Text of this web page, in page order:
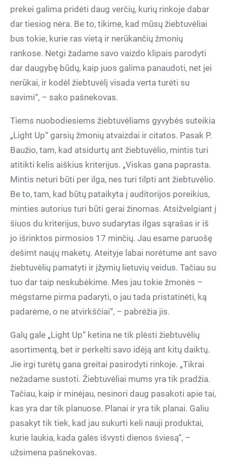
prekei galima pridėti daug verčių, kurių rinkoje dabar
dar tiesiog nėra. Be to, tikime, kad mūsų žiebtuvėliai
bus tokie, kurie ras vietą ir nerūkančių žmonių
rankose. Netgi žadame savo vaizdo klipais parodyti
dar daugybę būdų, kaip juos galima panaudoti, net jei
nerūkai, ir kodėl žiebtuvėlį visada verta turėti su
savimi“, – sako pašnekovas.
Tiems nuobodiesiems žiebtuvėliams gyvybės suteikia
„Light Up“ garsių žmonių atvaizdai ir citatos. Pasak P.
Baužio, tam, kad atsidurtų ant žiebtuvėlio, mintis turi
atitikti kelis aiškius kriterijus. „Viskas gana paprasta.
Mintis neturi būti per ilga, nes turi tilpti ant žiebtuvėlio.
Be to, tam, kad būtų pataikyta į auditorijos poreikius,
minties autorius turi būti gerai žinomas. Atsižvelgiant į
šiuos du kriterijus, buvo sudarytas ilgas sąrašas ir iš
jo išrinktos pirmosios 17 minčių. Jau esame paruošę
dešimt naujų maketų. Ateityje labai norėtume ant savo
žiebtuvėlių pamatyti ir įžymių lietuvių veidus. Tačiau su
tuo dar taip neskubėkime. Mes jau tokie žmonės –
mėgstame pirma padaryti, o jau tada pristatinėti, ką
padarėme, o ne atvirkščiai“, – pabrėžia jis.
Galų gale „Light Up“ ketina ne tik plėsti žiebtuvėlių
asortimentą, bet ir perkelti savo idėją ant kitų daiktų.
Jie irgi turėtų gana greitai pasirodyti rinkoje. „Tikrai
nežadame sustoti. Žiebtuvėliai mums yra tik pradžia.
Tačiau, kaip ir minėjau, nesinori daug pasakoti apie tai,
kas yra dar tik planuose. Planai ir yra tik planai. Galiu
pasakyt tik tiek, kad jau sukurti keli nauji produktai,
kurie laukia, kada galės išvysti dienos šviesą“, –
užsimena pašnekovas.